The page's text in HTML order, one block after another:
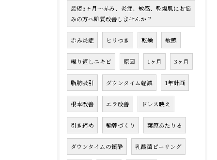
最短3ヶ月〜赤み、炎症、敏感、乾燥肌にお悩
みの方へ肌質改善しませんか？
赤み炎症 ヒリつき 乾燥 敏感
繰り返しニキビ 原因 1ヶ月 3ヶ月
脂肪吸引 ダウンタイム軽減 1年計画
根本改善 エラ改善 ドレス映え
引き締め 輪郭づくり 葉原あたりる
ダウンタイムの鎮静 乳酸菌ピーリング